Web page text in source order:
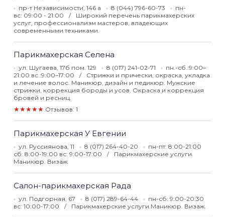
пр-т Независимости, 146 а 8 (044) 796-60-73
пн-
вс: 09:00 - 21:00
Широкий перечень парикмахерских
услуг, профессионализм мастеров, владеющих
современными техниками.
Парикмахерская Селена
ул. Шугаева, 17б пом. 129 8 (017) 241-02-71
пн.-сб.:9:00–
21:00 вс.:9:00–17:00
Стрижки и прически, окраска, укладка
и лечение волос. Маникюр, дизайн и педикюр. Мужские
стрижки, коррекция бороды и усов. Окраска и коррекция
бровей и ресниц.
★★★★★ Отзывов: 1
Парикмахерская У Евгении
ул. Руссиянова, 11 8 (017) 264-40-20
пн-пт: 8:00-21:00
сб: 8:00-19:00 вс: 9:00-17:00
Парикмахерские услуги.
Маникюр. Визаж.
Салон-парикмахерская Рада
ул. Подгорная, 67 8 (017) 289-64-44
пн-сб: 9:00-20:30
вс: 10:00-17:00
Парикмахерские услуги.Маникюр. Визаж.